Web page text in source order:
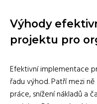
Výhody
projektu pro
Efektivní implementace
řadu výhod. Patří mezi
práce, snížení nákladů a